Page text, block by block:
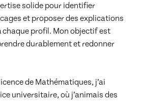
solide pour identifier
et proposer des explications
chaque profil. Mon objectif est
durablement et redonner
de Mathématiques, j’ai
universitaire, où j’animais des